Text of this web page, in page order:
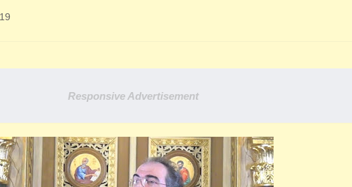
Responsive Advertisement